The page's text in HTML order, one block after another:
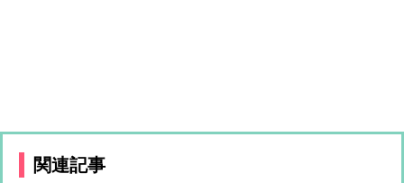
関連記事